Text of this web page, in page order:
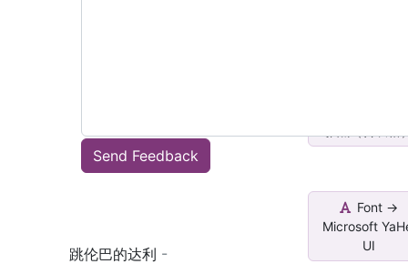
Send Feedback
跳伦巴的达利 -
Font ->
Microsoft
UI